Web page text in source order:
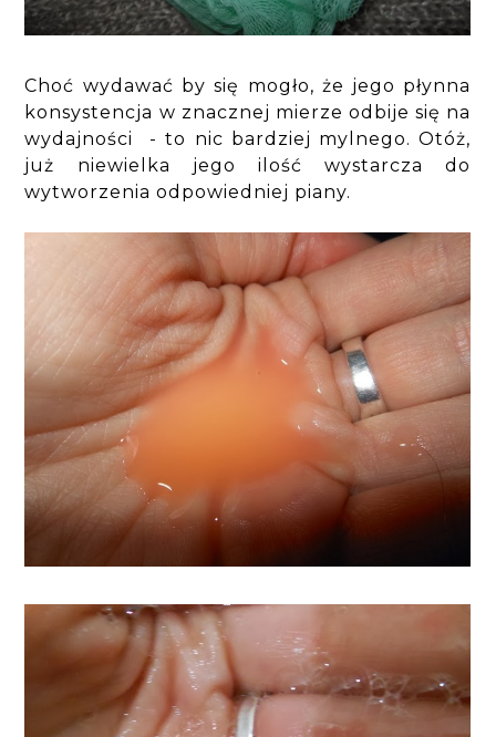
Choć wydawać by się mogło, że jego płynna
konsystencja w znacznej mierze odbije się na
wydajności - to nic bardziej mylnego. Otóż,
już niewielka jego ilość wystarcza do
wytworzenia odpowiedniej piany.